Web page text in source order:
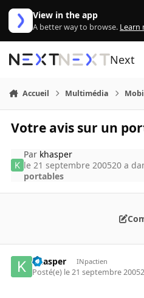
Aller au contenu
View in the app
A better way to browse. Learn
Next
Accueil Multimédia
Votre avis sur un
Par khasper
le 21 septembre 200520 a
portables
khasper INpactien
Posté(e) le 21 septembre 2005